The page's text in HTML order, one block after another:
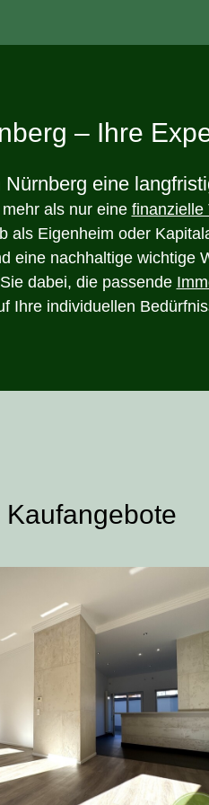
– Ihre
eine
als nur eine finanzielle
als Eigenheim oder
eine nachhaltige wichtige
dabei, die passende
Ihre individuellen